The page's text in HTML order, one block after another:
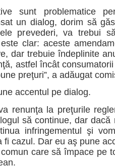
sunt problematice
un dialog, dorim să
prevederi, va trebui
clar: aceste
dar trebuie îndeplinite
astfel încât
preţuri”, a adăugat
accentul pe dialog.
renunţa la preţurile
să continue, dar dacă
infringementul şi
fi cazul. Dar eu aş pune
care să împace pe